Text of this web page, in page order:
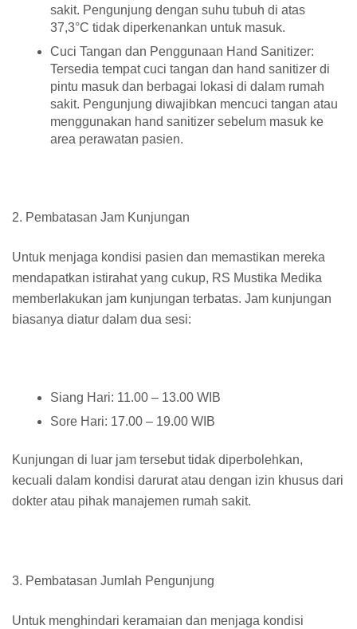
sakit. Pengunjung dengan suhu tubuh di atas
37,3°C tidak diperkenankan untuk masuk.
Cuci Tangan dan Penggunaan Hand Sanitizer:
Tersedia tempat cuci tangan dan hand sanitizer di
pintu masuk dan berbagai lokasi di dalam rumah
sakit. Pengunjung diwajibkan mencuci tangan atau
menggunakan hand sanitizer sebelum masuk ke
area perawatan pasien.
2. Pembatasan Jam Kunjungan
Untuk menjaga kondisi pasien dan memastikan mereka
mendapatkan istirahat yang cukup, RS Mustika Medika
memberlakukan jam kunjungan terbatas. Jam kunjungan
biasanya diatur dalam dua sesi:
Siang Hari: 11.00 – 13.00 WIB
Sore Hari: 17.00 – 19.00 WIB
Kunjungan di luar jam tersebut tidak diperbolehkan,
kecuali dalam kondisi darurat atau dengan izin khusus dari
dokter atau pihak manajemen rumah sakit.
3. Pembatasan Jumlah Pengunjung
Untuk menghindari keramaian dan menjaga kondisi